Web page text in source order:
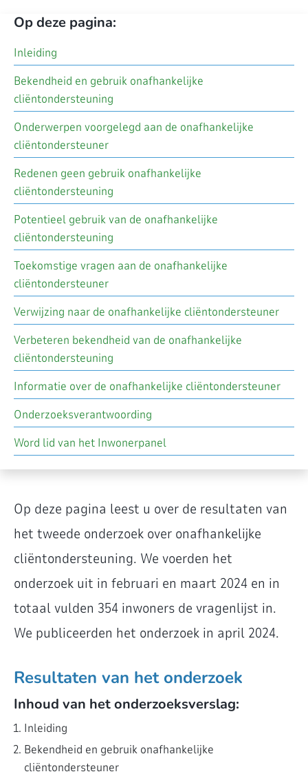
Op deze pagina leest u over de resultaten van
het tweede onderzoek over onafhankelijke
cliëntondersteuning. We voerden het
onderzoek uit in februari en maart 2024 en in
totaal vulden 354 inwoners de vragenlijst in.
We publiceerden het onderzoek in april 2024.
Resultaten van het onderzoek
Inhoud van het onderzoeksverslag:
Inleiding
Bekendheid en gebruik onafhankelijke
cliëntondersteuner
Op deze pagina:
Inleiding
Bekendheid en gebruik onafhankelijke
cliëntondersteuning
Onderwerpen voorgelegd aan de onafhankelijke
cliëntondersteuner
Redenen geen gebruik onafhankelijke
cliëntondersteuning
Potentieel gebruik van de onafhankelijke
cliëntondersteuning
Toekomstige vragen aan de onafhankelijke
cliëntondersteuner
Verwijzing naar de onafhankelijke cliëntondersteuner
Verbeteren bekendheid van de onafhankelijke
cliëntondersteuning
Informatie over de onafhankelijke cliëntondersteuner
Onderzoeksverantwoording
Word lid van het Inwonerpanel